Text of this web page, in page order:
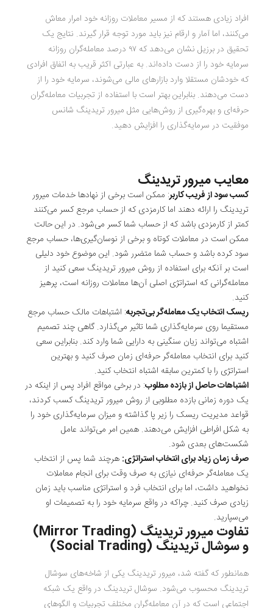
افراد زیادی هستند که از مسیر معاملات روزانه خود امرار معاش
می‌کنند، اما آمار و ارقام نیز باید مورد توجه قرار گیرند. نتایج یک
تحقیق در برزیل نشان می‌دهد که ۹۷ درصد معامله‌گران روزانه
سرمایه خود را از دست داده‌اند. به عبارتی اکثر قریب به اتفاق افرادی
که خودشان مستقلا وارد بازار‌های مالی می‌‌شوند، سرمایه خود را از
دست می‌دهند. بنابراین بهتر است با استفاده از تجربیات معامله‌گران
حرفه‌ای و بهره‌گیری از روش‌هایی مثل میرور تریدینگ شانس
موفقیت در سرمایه‌گذاری را افزایش دهید.
معایب میرور تریدینگ
کسب سود از فریب کاربر: ممکن است برخی از نهادها خدمات میرور
تریدینگ را ارائه دهند اما کارمزدی که از حساب مرجع کسر می‌کنند
کمتر از کارمزدی باشد که از حساب شما کسر می‌شود. در این حالت
ممکن است در معاملات کوتاه و برخی از نوسان‌گیری‌ها، حساب مرجع
سود کرده باشد و حساب شما متضرر شود. این موضوع خود دلیلی
است بر آنکه برای استفاده از روش میرور تریدینگ سعی کنید از
معامله‌گرانی که استراتژی اصلی آن‌ها معاملات روزانه است، پرهیز
کنید.
ریسک انتخاب یک معامله‌گر بی‌تجربه: اشتباهات مالک حساب مرجع
مستقیما روی سرمایه‌گذاری شما تاثیر می‌گذارد. گاهی چند تصمیم‌
اشتباه می‌تواند زیان سنگینی به دارایی شما وارد کند. بنابراین سعی
کنید برای انتخاب معامله‌گر حرفه‌ای زمان صرف کنید و بهترین
استراتژی را با کمترین سابقه اشتباه انتخاب کنید.
اشتباهات حاصل از بازده مطلوب: در برخی مواقع افراد پس از اینکه در
یک دوره زمانی بازده مطلوبی از روش میرور تریدینگ کسب کردند،
قواعد مدیریت ریسک را زیر پا گذاشته و میزان سرمایه‌گذاری خود را
به شکل افراطی افزایش می‌دهند. همین امر می‌تواند عامل
شکست‌های بعدی شود.
صرف زمان زیاد برای انتخاب استراتژی: هرچند شما پس از انتخاب
یک معامله‌گر حرفه‌ای نیازی به صرف وقت برای انجام معاملات
نخواهید داشت، اما برای انتخاب فرد و استراتژی مناسب باید زمان
زیادی صرف کنید. چراکه در واقع سرمایه خود را به تصمیمات او
می‌سپارید.
تفاوت میرور تریدینگ (Mirror Trading
)
و سوشال تریدینگ (Social Trading
)
همانطور که گفته شد، میرور تریدینگ یکی از شاخه‌های سوشال
تریدینگ محسوب می‌شود. سوشال تریدینگ در واقع یک شبکه
اجتماعی است که در آن معامله‌گران مختلف تجربیات و الگوهای